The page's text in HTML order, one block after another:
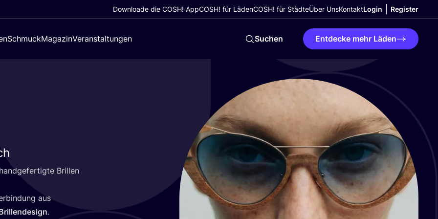
Downloade die COSH! AppCOSH! für LädenCOSH! für StädteÜber UnsKontaktLogin Register
SchmuckMagazinVeranstaltungen Suchen Entdecke mehr Läden
Bril­len
aus
.